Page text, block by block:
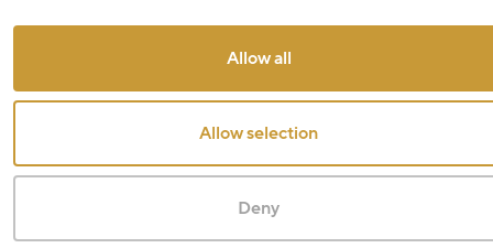
Allow all
Allow selection
Deny